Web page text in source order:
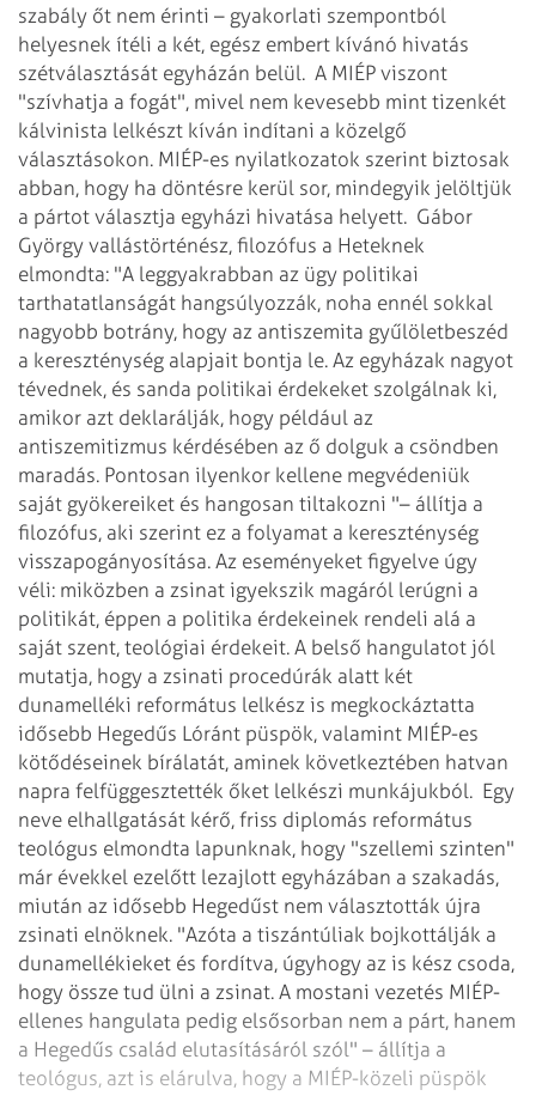
szabály őt nem érinti – gyakorlati szempontból
helyesnek ítéli a két, egész embert kívánó hivatás
szétválasztását egyházán belül. A MIÉP viszont
"szívhatja a fogát", mivel nem kevesebb mint tizenkét
kálvinista lelkészt kíván indítani a közelgő
választásokon. MIÉP-es nyilatkozatok szerint biztosak
abban, hogy ha döntésre kerül sor, mindegyik jelöltjük
a pártot választja egyházi hivatása helyett. Gábor
György vallástörténész, filozófus a Heteknek
elmondta: "A leggyakrabban az ügy politikai
tarthatatlanságát hangsúlyozzák, noha ennél sokkal
nagyobb botrány, hogy az antiszemita gyűlöletbeszéd
a kereszténység alapjait bontja le. Az egyházak nagyot
tévednek, és sanda politikai érdekeket szolgálnak ki,
amikor azt deklarálják, hogy például az
antiszemitizmus kérdésében az ő dolguk a csöndben
maradás. Pontosan ilyenkor kellene megvédeniük
saját gyökereiket és hangosan tiltakozni "– állítja a
filozófus, aki szerint ez a folyamat a kereszténység
visszapogányosítása. Az eseményeket figyelve úgy
véli: miközben a zsinat igyekszik magáról lerúgni a
politikát, éppen a politika érdekeinek rendeli alá a
saját szent, teológiai érdekeit. A belső hangulatot jól
mutatja, hogy a zsinati procedúrák alatt két
dunamelléki református lelkész is megkockáztatta
idősebb Hegedűs Lóránt püspök, valamint MIÉP-es
kötődéseinek bírálatát, aminek következtében hatvan
napra felfüggesztették őket lelkészi munkájukból. Egy
neve elhallgatását kérő, friss diplomás református
teológus elmondta lapunknak, hogy "szellemi szinten"
már évekkel ezelőtt lezajlott egyházában a szakadás,
miután az idősebb Hegedűst nem választották újra
zsinati elnöknek. "Azóta a tiszántúliak bojkottálják a
dunamellékieket és fordítva, úgyhogy az is kész csoda,
hogy össze tud ülni a zsinat. A mostani vezetés MIÉP-
ellenes hangulata pedig elsősorban nem a párt, hanem
a Hegedűs család elutasításáról szól" – állítja a
teológus, azt is elárulva, hogy a MIÉP-közeli püspök